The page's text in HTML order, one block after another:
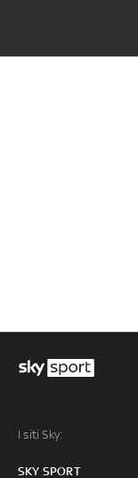
I siti Sky:
SKY SPORT